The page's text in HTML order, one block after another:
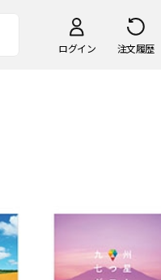
ログイン 注文履歴